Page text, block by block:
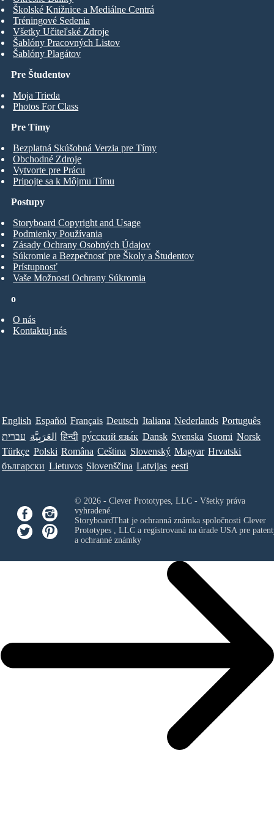
Pre Študentov
Moja Trieda
Photos For Class
Školské Knižnice a Mediálne Centrá
Tréningové Sedenia
Všetky Učiteľské Zdroje
Šablóny Pracovných Listov
Šablóny Plagátov
Pre Tímy
Bezplatná Skúšobná Verzia pre Tímy
Obchodné Zdroje
Vytvorte pre Prácu
Pripojte sa k Môjmu Tímu
o
O nás
Kontaktuj nás
Postupy
Storyboard Copyright and Usage
Podmienky Používania
Zásady Ochrany Osobných Údajov
Súkromie a Bezpečnosť pre Školy a Študentov
Prístupnosť
Vaše Možnosti Ochrany Súkromia
English Español Français Deutsch Italiana Nederlands Português
עברית العَرَبِيَّة हिन्दी ру́сский язы́к Dansk Svenska Suomi Norsk
Türkçe Polski Româna Ceština Slovenský Magyar Hrvatski
български Lietuvos Slovenščina Latvijas eesti
© 2026 - Clever Prototypes, LLC - Všetky práva
vyhradené.
StoryboardThat je ochranná známka spoločnosti Clever
Prototypes , LLCa registrovaná na úrade USA pre
a ochranné známky